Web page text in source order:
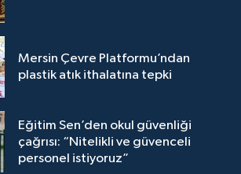
Mersin Çevre Platformu’ndan
plastik atık ithalatına tepki
Eğitim Sen’den okul güvenliği
çağrısı: “Nitelikli ve güvenceli
personel istiyoruz”